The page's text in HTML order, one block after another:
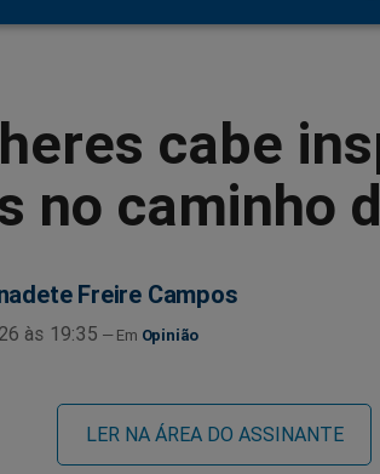
cabe
no caminho
Freire Campos
às 19:35 Opinião
LER NA ÁREA DO ASSINANTE